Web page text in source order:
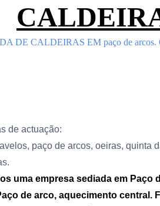
DE CALDEIRAS EM paço de
de actuação:
paço de arcos, oeiras, quinta
uma empresa sediada em
de arco, aquecimento central.